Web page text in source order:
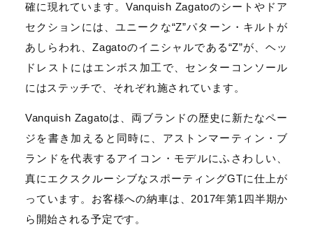
確に現れています。Vanquish Zagatoのシートやドア
セクションには、ユニークな“Z”パターン・キルトが
あしらわれ、Zagatoのイニシャルである“Z”が、ヘッ
ドレストにはエンボス加工で、センターコンソール
にはステッチで、それぞれ施されています。
Vanquish Zagatoは、両ブランドの歴史に新たなペー
ジを書き加えると同時に、アストンマーティン・ブ
ランドを代表するアイコン・モデルにふさわしい、
真にエクスクルーシブなスポーティングGTに仕上が
っています。お客様への納車は、2017年第1四半期か
ら開始される予定です。